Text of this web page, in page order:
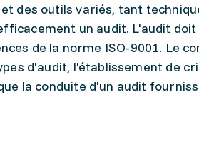
des outils variés, tant
un audit. L'audit
de la norme ISO-9001. Le
d'audit, l'établissement de
la conduite d'un audit